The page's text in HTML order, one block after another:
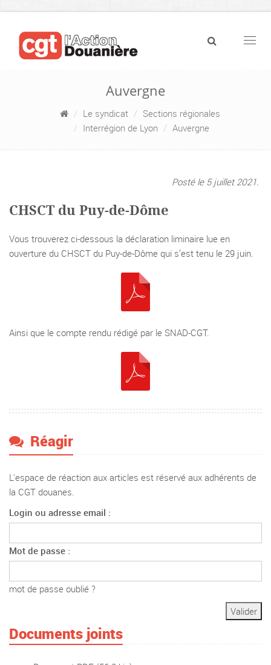
Auvergne
Le syndicat
Sections régionales
Interrégion de Lyon
Auvergne
Posté le 5 juillet 2021.
CHSCT du Puy-de-Dôme
Vous trouverez ci-dessous la déclaration liminaire lue en
ouverture du CHSCT du Puy-de-Dôme qui s’est tenu le 29 juin.
Ainsi que le compte rendu rédigé par le SNAD-CGT.
Réagir
L'espace de réaction aux articles est réservé aux adhérents de
la CGT douanes.
Login ou adresse email :
Mot de passe :
mot de passe oublié ?
Documents joints